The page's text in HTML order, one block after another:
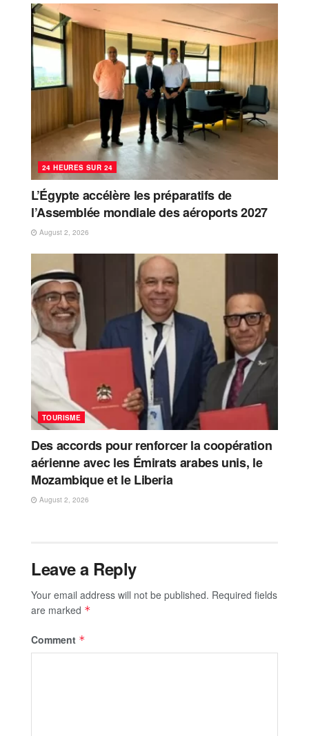
24 HEURES SUR 24
L’Égypte accélère les préparatifs de
l’Assemblée mondiale des aéroports 2027
August 2, 2026
TOURISME
Des accords pour renforcer la coopération
aérienne avec les Émirats arabes unis, le
Mozambique et le Liberia
August 2, 2026
Leave a Reply
Your email address will not be published. Required fields
are marked *
Comment *